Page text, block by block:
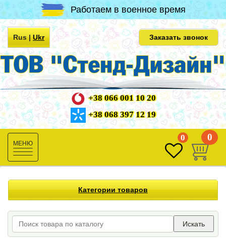
Работаем в военное время
Rus|Ukr Заказать звонок
+38 066 001 10 20
+38 068 397 12 19
Toggle
navigation
0 0
Категории товаров
Искать